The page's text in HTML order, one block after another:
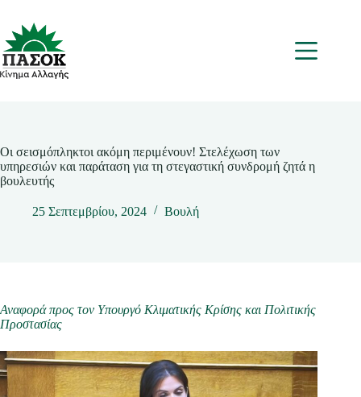
περιεχόμενο
Μενου
Οι σεισμόπληκτοι ακόμη περιμένουν! Στελέχωση των
υπηρεσιών και παράταση για τη στεγαστική συνδρομή ζητά η
βουλευτής
25 Σεπτεμβρίου, 2024 Βουλή
Αναφορά προς τον Υπουργό Κλιματικής Κρίσης και Πολιτικής
Προστασίας